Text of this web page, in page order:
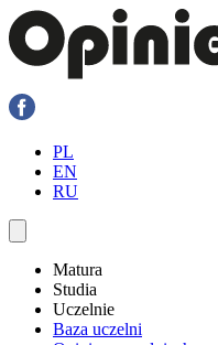
PL
EN
RU
Matura
Studia
Uczelnie
Baza uczelni